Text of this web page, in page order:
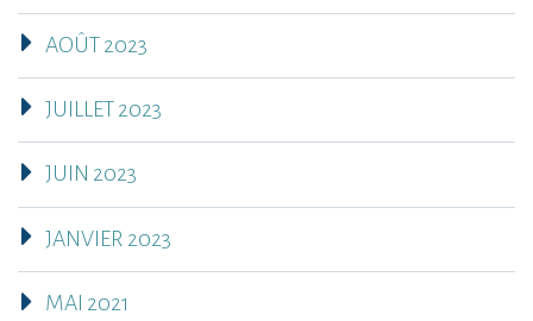
AOÛT 2023
JUILLET 2023
JUIN 2023
JANVIER 2023
MAI 2021